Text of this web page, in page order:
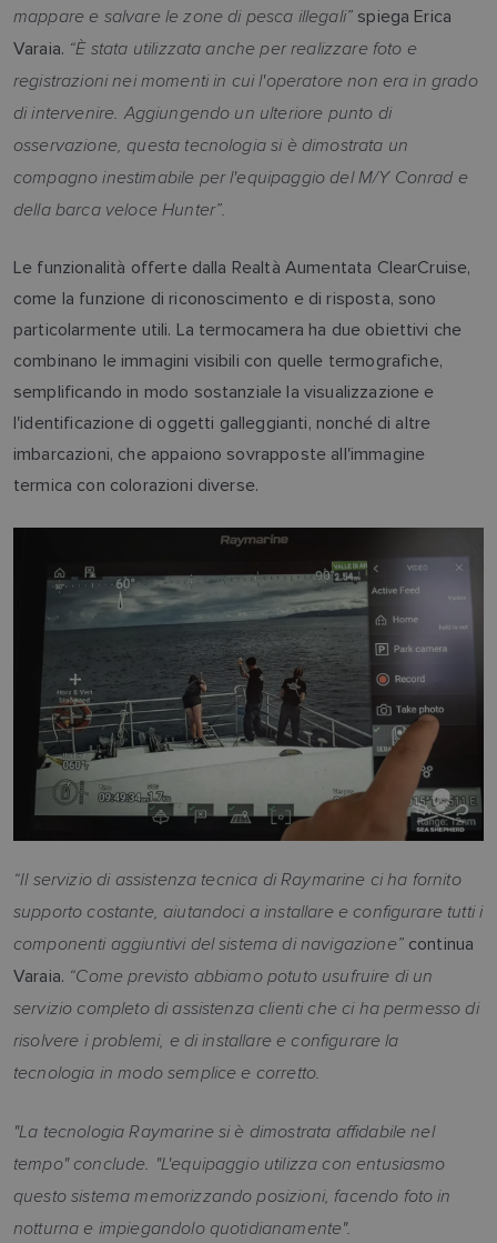
mappare e salvare le zone di pesca illegali” spiega Erica
Varaia. “È stata utilizzata anche per realizzare foto e
registrazioni nei momenti in cui l'operatore non era in grado
di intervenire. Aggiungendo un ulteriore punto di
osservazione, questa tecnologia si è dimostrata un
compagno inestimabile per l'equipaggio del M/Y Conrad e
della barca veloce Hunter”.
Le funzionalità offerte dalla Realtà Aumentata ClearCruise,
come la funzione di riconoscimento e di risposta, sono
particolarmente utili. La termocamera ha due obiettivi che
combinano le immagini visibili con quelle termografiche,
semplificando in modo sostanziale la visualizzazione e
l'identificazione di oggetti galleggianti, nonché di altre
imbarcazioni, che appaiono sovrapposte all'immagine
termica con colorazioni diverse.
“Il servizio di assistenza tecnica di Raymarine ci ha fornito
supporto costante, aiutandoci a installare e configurare tutti i
componenti aggiuntivi del sistema di navigazione”continua
Varaia. “Come previsto abbiamo potuto usufruire di un
servizio completo di assistenza clienti che ci ha permesso di
risolvere i problemi, e di installare e configurare la
tecnologia in modo semplice e corretto.
"La tecnologia Raymarine si è dimostrata affidabile nel
tempo" conclude. "L'equipaggio utilizza con entusiasmo
questo sistema memorizzando posizioni, facendo foto in
notturna e impiegandolo quotidianamente".